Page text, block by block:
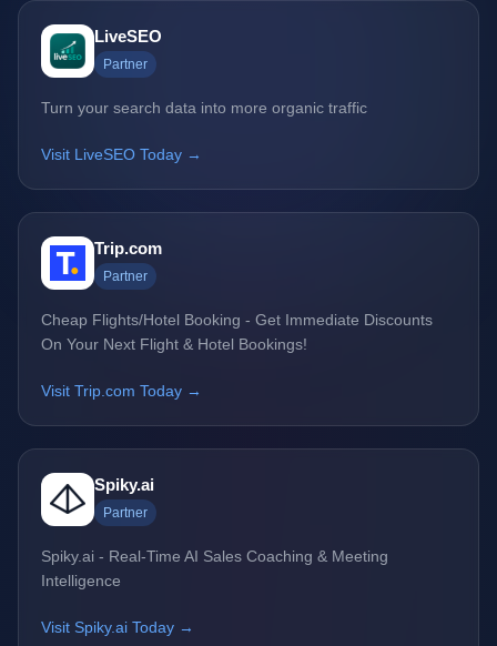
LiveSEO
Partner
Turn your search data into more organic traffic
Visit LiveSEO Today →
Trip.com
Partner
Cheap Flights/Hotel Booking - Get Immediate Discounts
On Your Next Flight & Hotel Bookings!
Visit Trip.com Today →
Spiky.ai
Partner
Spiky.ai - Real-Time AI Sales Coaching & Meeting
Intelligence
Visit Spiky.ai Today →